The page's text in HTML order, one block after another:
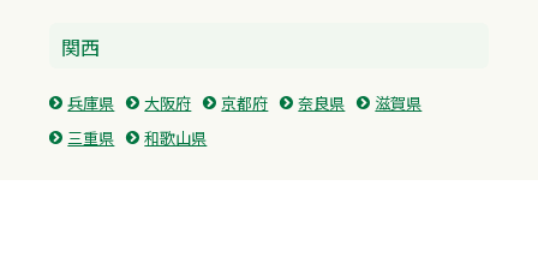
関西
兵庫県 大阪府 京都府 奈良県
滋賀県
三重県
和歌山県